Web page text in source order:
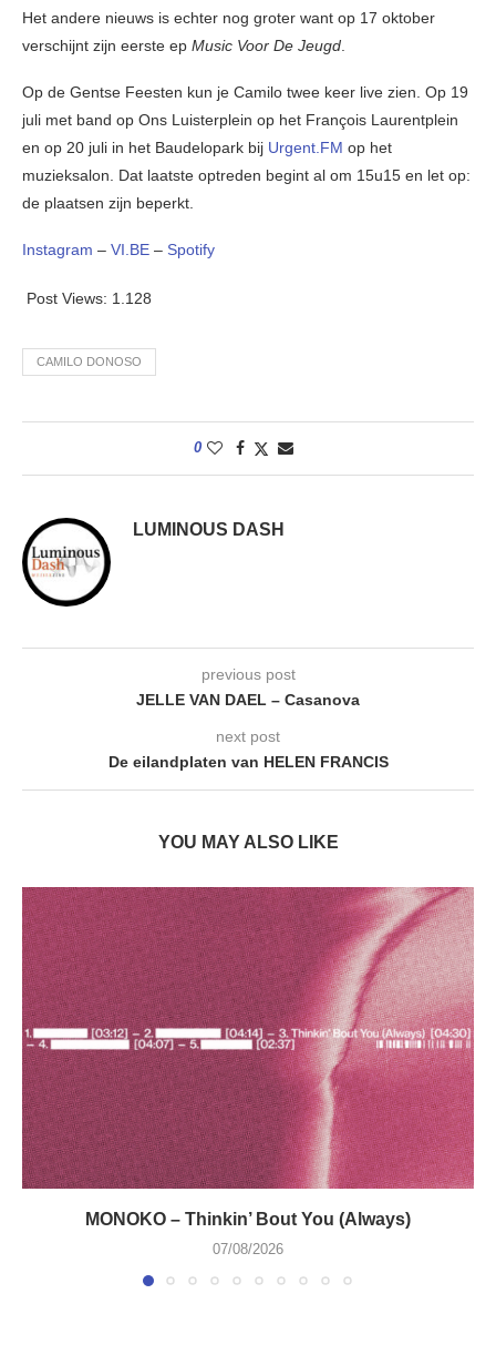
Het andere nieuws is echter nog groter want op 17 oktober
verschijnt zijn eerste ep Music Voor De Jeugd
Op de Gentse Feesten kun je Camilo twee keer live zien. Op 19
juli met band op Ons Luisterplein op het François Laurentplein
en op 20 juli in het Baudelopark bij Urgent.FM op het
muzieksalon. Dat laatste optreden begint al om 15u15 en let op:
de plaatsen zijn beperkt.
Instagram – VI.BE – Spotify
Post Views: 1.128
CAMILO DONOSO
0
LUMINOUS DASH
previous post
JELLE VAN DAEL – Casanova
next post
De eilandplaten van HELEN FRANCIS
YOU MAY ALSO LIKE
MONOKO – Thinkin’ Bout You (Always)
07/08/2026